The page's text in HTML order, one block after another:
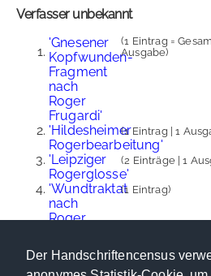
Der Handschriftencensus
Verfasser unbekannt
'Gnesener
Kopfwunden-
Fragment
nach
Roger
Frugardi'
(1 Eintrag =
Ausgabe)
'Hildesheimer
Rogerbearbeitung'
(1 Eintrag | 1
'Leipziger
Rogerglosse'
(2 Einträge | 1
'Wundtraktat
nach
Roger
(1 Eintrag)